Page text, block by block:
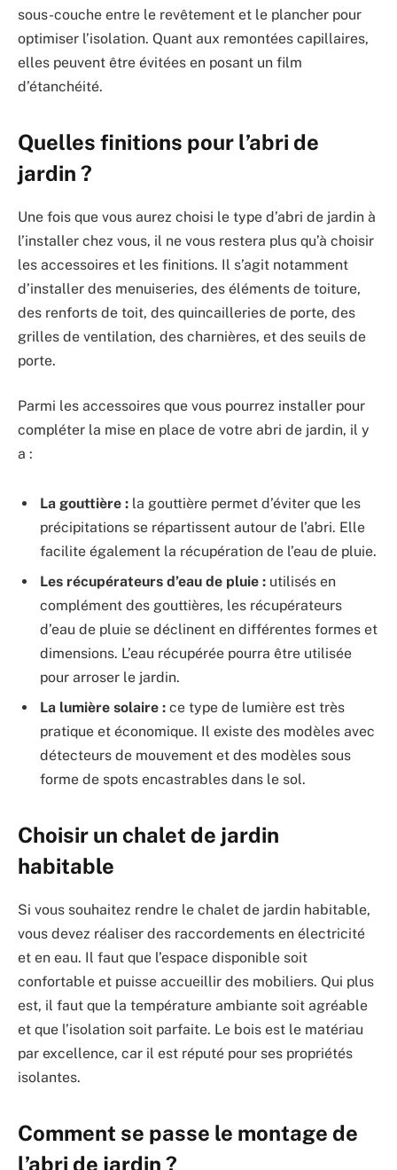
sous-couche entre le revêtement et le plancher pour
optimiser l’isolation. Quant aux remontées capillaires,
elles peuvent être évitées en posant un film
d’étanchéité.
Quelles finitions pour l’abri de
jardin ?
Une fois que vous aurez choisi le type d’abri de jardin à
l’installer chez vous, il ne vous restera plus qu’à choisir
les accessoires et les finitions. Il s’agit notamment
d’installer des menuiseries, des éléments de toiture,
des renforts de toit, des quincailleries de porte, des
grilles de ventilation, des charnières, et des seuils de
porte.
Parmi les accessoires que vous pourrez installer pour
compléter la mise en place de votre abri de jardin, il y
a :
La gouttière : la gouttière permet d’éviter que les
précipitations se répartissent autour de l’abri. Elle
facilite également la récupération de l’eau de pluie.
Les récupérateurs d’eau de pluie : utilisés en
complément des gouttières, les récupérateurs
d’eau de pluie se déclinent en différentes formes et
dimensions. L’eau récupérée pourra être utilisée
pour arroser le jardin.
La lumière solaire : ce type de lumière est très
pratique et économique. Il existe des modèles avec
détecteurs de mouvement et des modèles sous
forme de spots encastrables dans le sol.
Choisir un chalet de jardin
habitable
Si vous souhaitez rendre le chalet de jardin habitable,
vous devez réaliser des raccordements en électricité
et en eau. Il faut que l’espace disponible soit
confortable et puisse accueillir des mobiliers. Qui plus
est, il faut que la température ambiante soit agréable
et que l’isolation soit parfaite. Le bois est le matériau
par excellence, car il est réputé pour ses propriétés
isolantes.
Comment se passe le montage de
l’abri de jardin ?